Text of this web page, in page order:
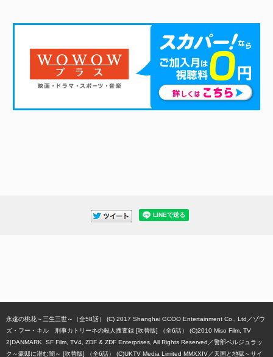
永遠の桃花～三生三世～（全58話） (C) 2017 Shanghai GCOO Entertainment Co., Ltd
ゾウ
ズ・フー・キル 刑事カトリーネの殺人捜査録 [吹替版] （全6話） (C)2010 Miso Film, TV
2|DANMARK, SF Film, TV4, ZDF & ZDF Enterprises, All Rights Reserved
警部ベルジュラッ
ク～豪邸に潜む闇～ [吹替版] （全6話） (C)UKTV Media Limited MMXXIV
天国と地獄～サイ